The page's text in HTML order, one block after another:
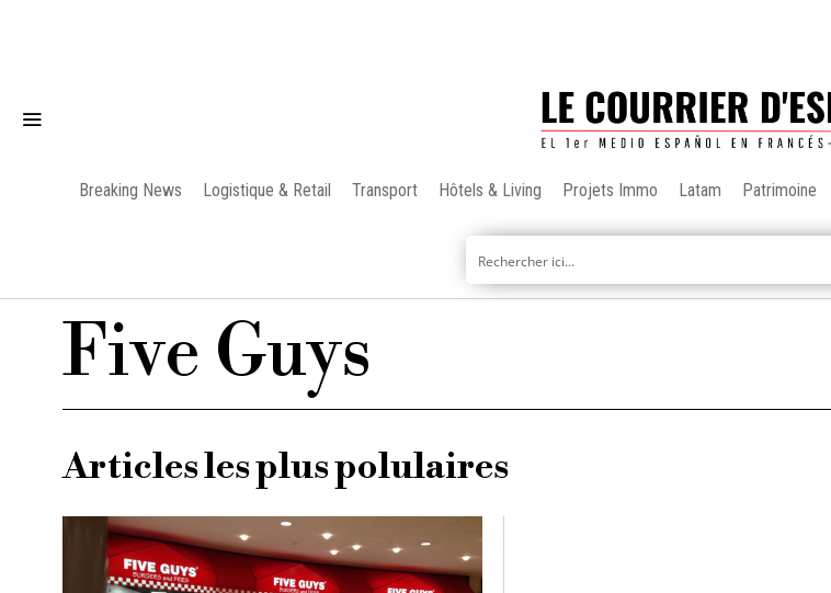
Breaking News Logistique & Retail Transport Hôtels & Living Projets Immo Latam Patrimoine
Five Guys
Articles les plus polulaires